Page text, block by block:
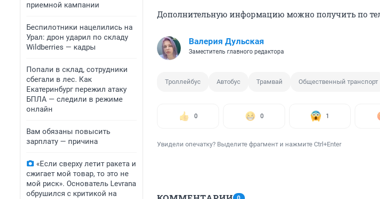
приемной кампании
Беспилотники нацелились на
Урал: дрон ударил по складу
Wildberries — кадры
Попали в склад, сотрудники
сбегали в лес. Как
Екатеринбург пережил атаку
БПЛА — следили в режиме
онлайн
Вам обязаны повысить
зарплату — причина
«Если сверху летит ракета и
сжигает мой товар, то это не
мой риск». Основатель Levrana
обрушился с критикой на
Дополнительную информацию можно получить по
Валерия Дульская
Заместитель главного редактора
Троллейбус Автобус Трамвай Общественный транспорт
0 0 1
Увидели опечатку? Выделите фрагмент и нажмите Ctrl+Enter